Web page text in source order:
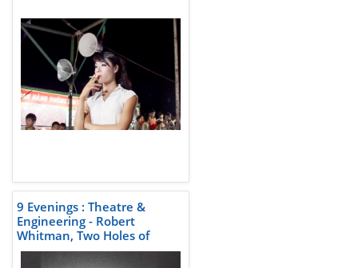
9 Evenings : Theatre &
Engineering - Robert
Whitman, Two Holes of
Water-3